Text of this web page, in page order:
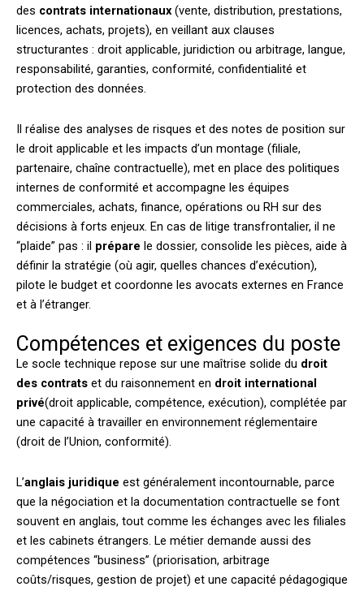
des contrats internationaux (vente, distribution, prestations,
licences, achats, projets), en veillant aux clauses
structurantes : droit applicable, juridiction ou arbitrage, langue,
responsabilité, garanties, conformité, confidentialité et
protection des données.
Il réalise des analyses de risques et des notes de position sur
le droit applicable et les impacts d’un montage (filiale,
partenaire, chaîne contractuelle), met en place des politiques
internes de conformité et accompagne les équipes
commerciales, achats, finance, opérations ou RH sur des
décisions à forts enjeux. En cas de litige transfrontalier, il ne
“plaide” pas : il prépare le dossier, consolide les pièces, aide à
définir la stratégie (où agir, quelles chances d’exécution),
pilote le budget et coordonne les avocats externes en France
et à l’étranger.
Compétences et exigences du poste
Le socle technique repose sur une maîtrise solide du droit
des contrats et du raisonnement en droit international
privé(droit applicable, compétence, exécution), complétée par
une capacité à travailler en environnement réglementaire
(droit de l’Union, conformité).
L’anglais juridique est généralement incontournable, parce
que la négociation et la documentation contractuelle se font
souvent en anglais, tout comme les échanges avec les filiales
et les cabinets étrangers. Le métier demande aussi des
compétences “business” (priorisation, arbitrage
coûts/risques, gestion de projet) et une capacité pédagogique